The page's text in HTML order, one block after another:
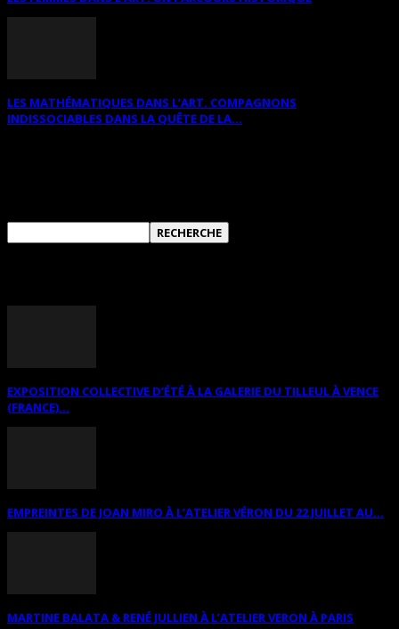
LES MATHÉMATIQUES DANS L’ART. COMPAGNONS
INDISSOCIABLES DANS LA QUÊTE DE LA...
EXPOSITION COLLECTIVE D’ÉTÉ À LA GALERIE DU TILLEUL À VENCE
(FRANCE)...
EMPREINTES DE JOAN MIRO À L’ATELIER VÉRON DU 22 JUILLET AU...
MARTINE BALATA & RENÉ JULLIEN À L’ATELIER VERON À PARIS